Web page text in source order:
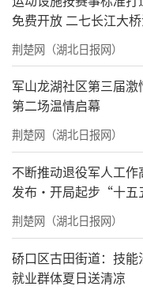
懂，有效提升了学
能力。
活动的核心环节
支团员青年代表
题，作了充满激
享会”上，一个个
命先辈的坚定信
最后的“红色经典
年与学生们共同
现了新时代青少
免费开放 二七长江大
体育公园
荆楚网（湖北日报网）
军山龙湖社区第三届
第二场温情启幕
荆楚网（湖北日报网）
不断推动退役军人工
发布·开局起步“十五
荆楚网（湖北日报网）
硚口区古田街道：技
就业群体夏日送清凉